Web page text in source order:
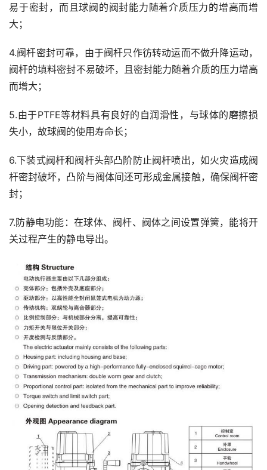
易于密封，而且球阀的阀封能力随着介质压力的增高而增
大；
4.阀杆密封可靠，由于阀杆只作彷转动运而不做升降运动，
阀杆的填料密封不易破坏，且密封能力随着介质的压力增高
而增大；
5.由于PTFE等材料具有良好的自润滑性，与球体的磨擦损
失小，故球阀的使用寿命长；
6.下装式阀杆和阀杆头部凸阶防止阀杆喷出，如火灾造成阀
杆密封破坏，凸阶与阀体间还可形成金属接触，确保阀杆密
封；
7.防静电功能：在球体、阀杆、阀体之间设置弹簧，能将开
关过程产生的静电导出。